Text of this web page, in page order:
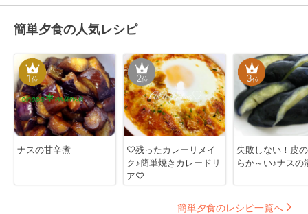
簡単夕食の人気レシピ
1位
ナスの甘辛煮
2位
♡残ったカレーリメイ
ク♪簡単焼きカレードリ
ア♡
3位
失敗しない！皮
らか～い♪ナスの
簡単夕食のレシピ一覧へ